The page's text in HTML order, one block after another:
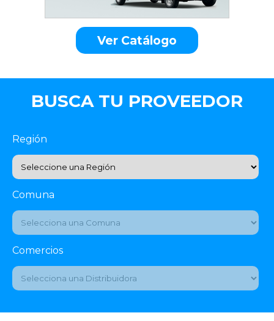
Ver Catálogo
BUSCA TU PROVEEDOR
Región
Comuna
Comercios